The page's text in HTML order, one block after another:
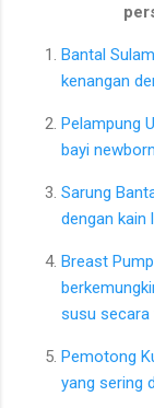
Bantal
kenangan
Pelampung
bayi
Sarung
dengan kain
Breast
susu secara
Pemotong
yang sering